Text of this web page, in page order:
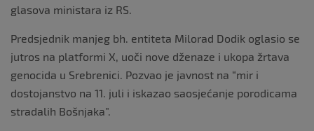
glasova ministara iz RS.
Predsjednik manjeg bh. entiteta Milorad Dodik oglasio se
jutros na platformi X, uoči nove dženaze i ukopa žrtava
genocida u Srebrenici. Pozvao je javnost na “mir i
dostojanstvo na 11. juli i iskazao saosjećanje porodicama
stradalih Bošnjaka”.